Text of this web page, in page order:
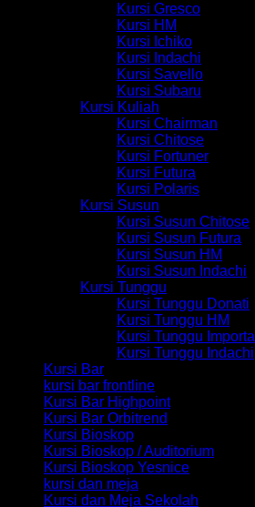
Kursi Gresco
Kursi HM
Kursi Ichiko
Kursi Indachi
Kursi Savello
Kursi Subaru
Kursi Kuliah
Kursi Chairman
Kursi Chitose
Kursi Fortuner
Kursi Futura
Kursi Polaris
Kursi Susun
Kursi Susun Chitose
Kursi Susun Futura
Kursi Susun HM
Kursi Susun Indachi
Kursi Tunggu
Kursi Tunggu Donati
Kursi Tunggu HM
Kursi Tunggu Importa
Kursi Tunggu Indachi
Kursi Bar
kursi bar frontline
Kursi Bar Highpoint
Kursi Bar Orbitrend
Kursi Bioskop
Kursi Bioskop / Auditorium
Kursi Bioskop Yesnice
kursi dan meja
Kursi dan Meja Sekolah